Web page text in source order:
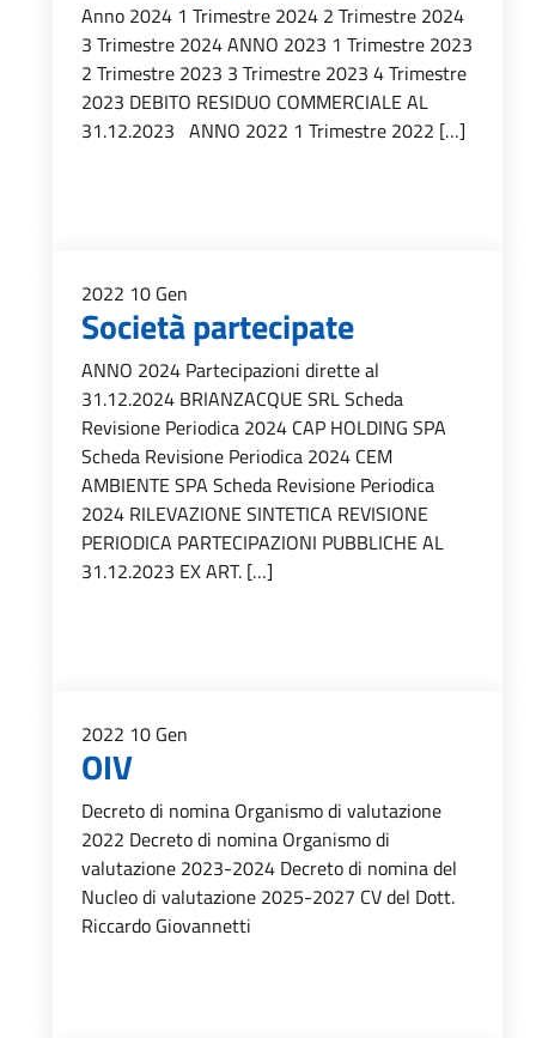
Anno 2024 1 Trimestre 2024 2 Trimestre 2024
3 Trimestre 2024 ANNO 2023 1 Trimestre 2023
2 Trimestre 2023 3 Trimestre 2023 4 Trimestre
2023 DEBITO RESIDUO COMMERCIALE AL
31.12.2023 ANNO 2022 1 Trimestre 2022 […]
2022 10 Gen
Società partecipate
ANNO 2024 Partecipazioni dirette al
31.12.2024 BRIANZACQUE SRL Scheda
Revisione Periodica 2024 CAP HOLDING SPA
Scheda Revisione Periodica 2024 CEM
AMBIENTE SPA Scheda Revisione Periodica
2024 RILEVAZIONE SINTETICA REVISIONE
PERIODICA PARTECIPAZIONI PUBBLICHE AL
31.12.2023 EX ART. […]
2022 10 Gen
OIV
Decreto di nomina Organismo di valutazione
2022 Decreto di nomina Organismo di
valutazione 2023-2024 Decreto di nomina del
Nucleo di valutazione 2025-2027 CV del Dott.
Riccardo Giovannetti